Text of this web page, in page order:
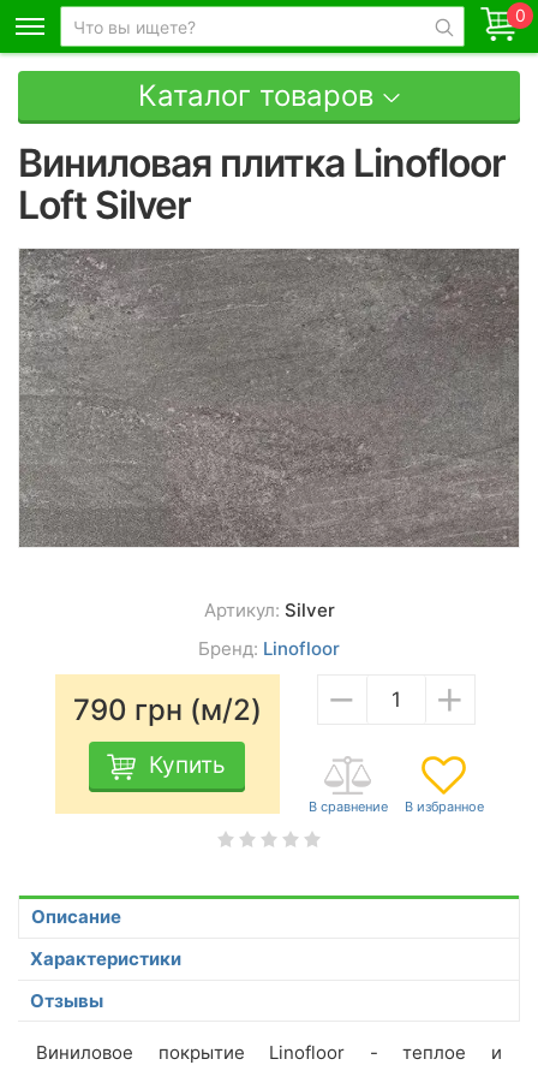
0
Каталог товаров
Виниловая плитка Linofloor
Loft Silver
Артикул: Silver
Бренд: Linofloor
790 грн (м/2)
Купить
− +
Описание
Характеристики
Отзывы
Виниловое покрытие Linofloor - теплое и